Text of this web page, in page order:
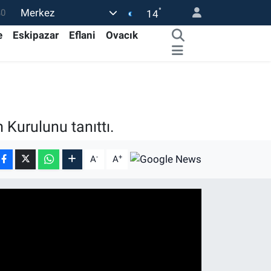
Merkez 14°
Eskipazar Eflani
Ovacık
tanıttı.
A- A+